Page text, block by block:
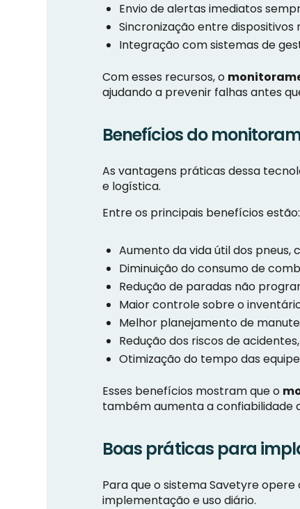
Envio de alertas imediatos
Sincronização entre
Integração com sistemas de
Com esses recursos, o
ajudando a prevenir falhas antes
Benefícios do
As vantagens práticas dessa
e logística.
Entre os principais benefícios estão:
Aumento da vida útil dos
Diminuição do consumo de
Redução de paradas não
Maior controle sobre o
Melhor planejamento de
Redução dos riscos de
Otimização do tempo das
Esses benefícios mostram que o
também aumenta a confiabilidade
Boas práticas para
Para que o sistema Savetyre
implementação e uso diário.